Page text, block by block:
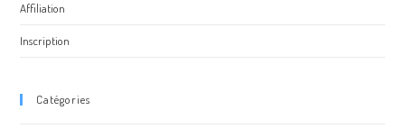
Affiliation
Inscription
Catégories